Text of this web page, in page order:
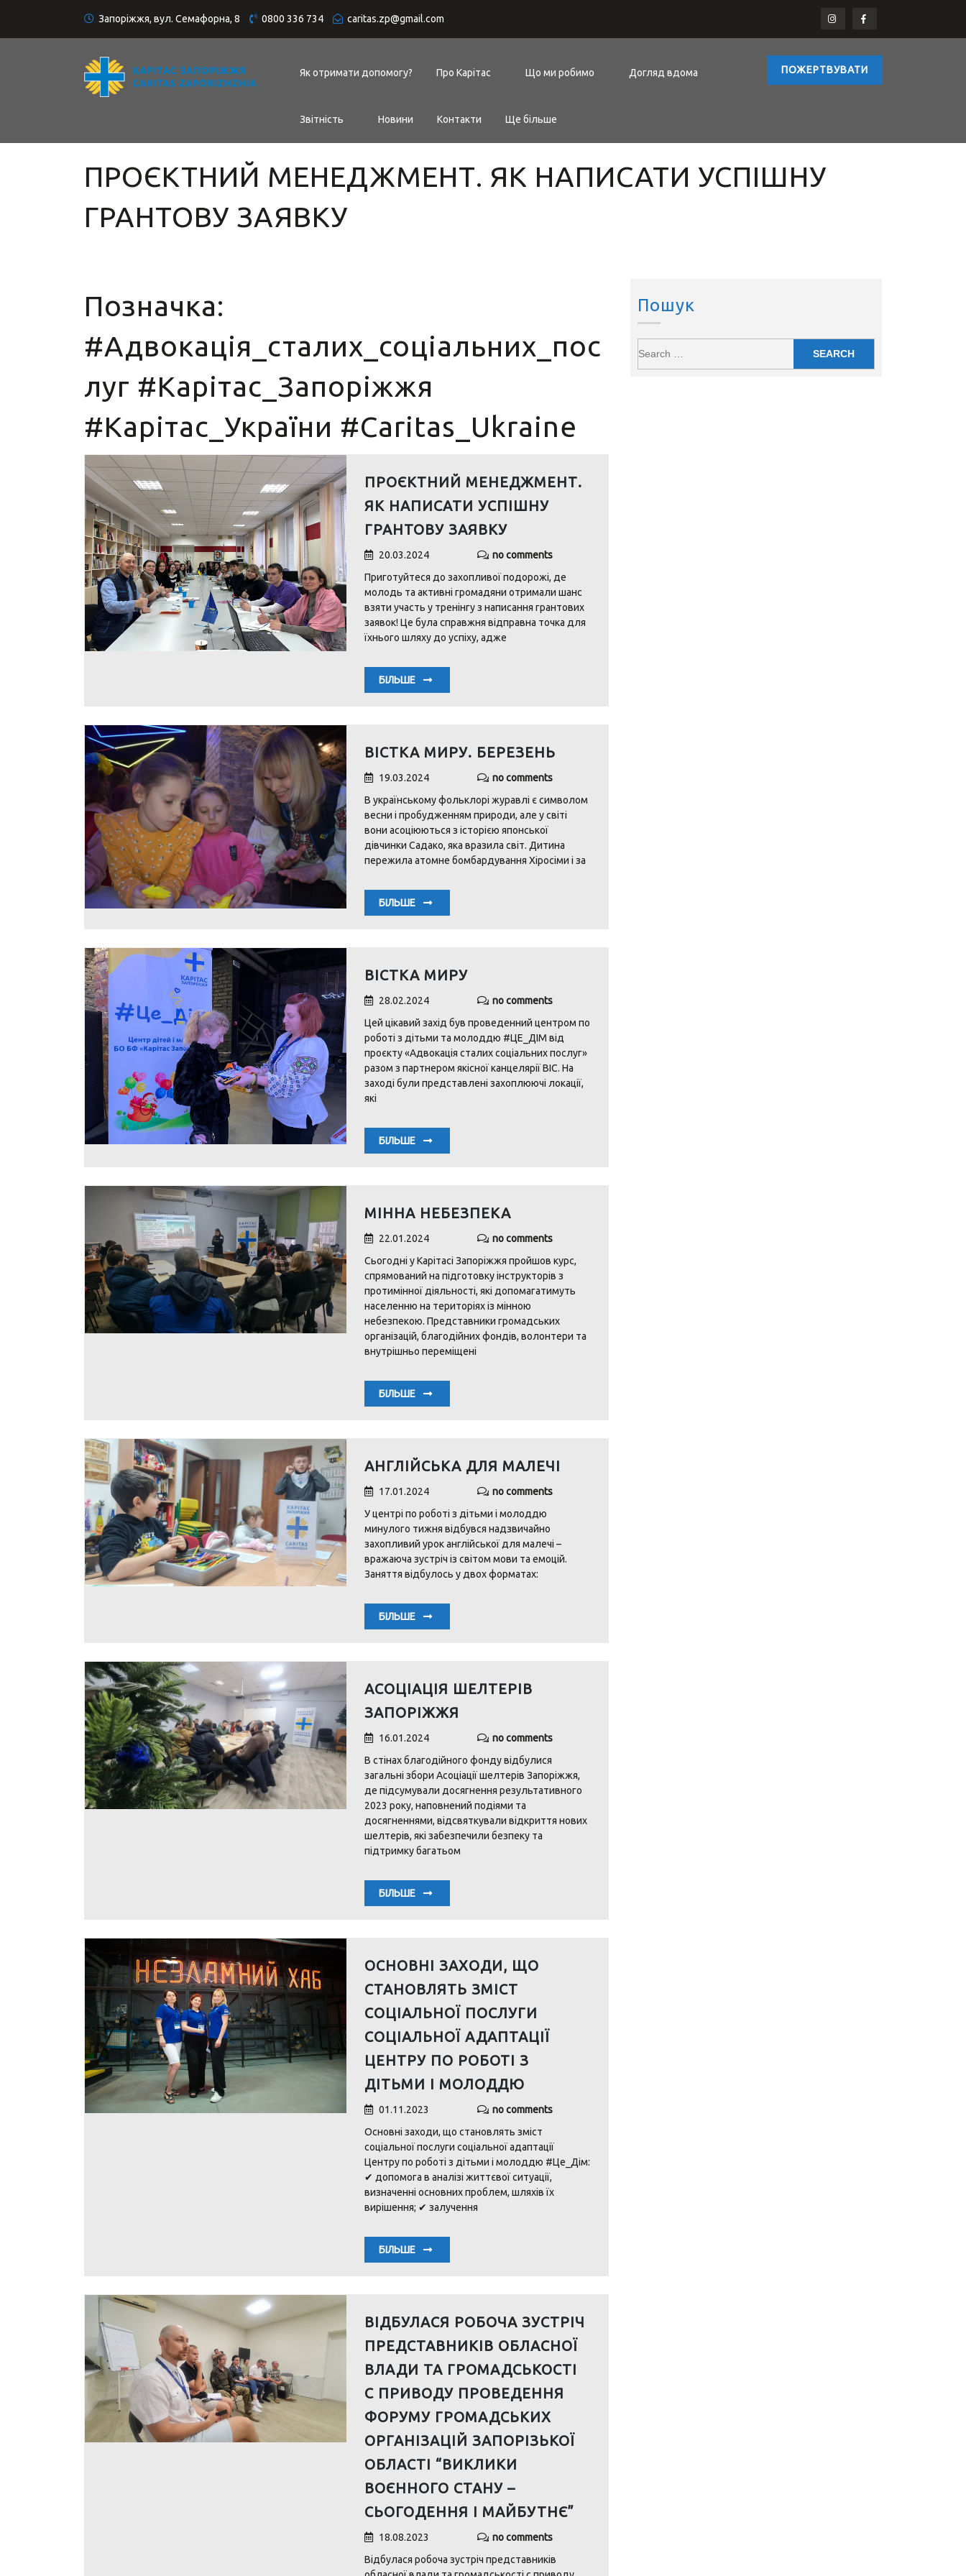
Запоріжжя, вул. Семафорна, 8 0800 336 734 caritas.zp@gmail.com
Як отримати допомогу? Про Карітас Що ми робимо Догляд вдома
Звітність Новини Контакти Ще більше
ПОЖЕРТВУВАТИ
ПРОЄКТНИЙ МЕНЕДЖМЕНТ. ЯК НАПИСАТИ УСПІШНУ
ГРАНТОВУ ЗАЯВКУ
Позначка:
#Адвокація_сталих_соціальних_пос
луг #Карітас_Запоріжжя
#Карітаc_України #Caritas_Ukraine
ПРОЄКТНИЙ МЕНЕДЖМЕНТ.
ЯК НАПИСАТИ УСПІШНУ
ГРАНТОВУ ЗАЯВКУ
20.03.2024
no comments
Приготуйтеся до захопливої подорожі, де
молодь та активні громадяни отримали шанс
взяти участь у тренінгу з написання грантових
заявок! Це була справжня відправна точка для
їхнього шляху до успіху, адже
БІЛЬШЕ
ВІСТКА МИРУ. БЕРЕЗЕНЬ
19.03.2024
no comments
В українському фольклорі журавлі є символом
весни і пробудженням природи, але у світі
вони асоціюються з історією японської
дівчинки Садако, яка вразила світ. Дитина
пережила атомне бомбардування Хіросіми і за
БІЛЬШЕ
ВІСТКА МИРУ
28.02.2024
no comments
Цей цікавий захід був проведенний центром по
роботі з дітьми та молоддю #ЦЕ_ДІМ від
проєкту «Адвокація сталих соціальних послуг»
разом з партнером якісної канцелярії BIC. На
заході були представлені захоплюючі локації,
які
БІЛЬШЕ
МІННА НЕБЕЗПЕКА
22.01.2024
no comments
Сьогодні у Карітасі Запоріжжя пройшов курс,
спрямований на підготовку інструкторів з
протимінної діяльності, які допомагатимуть
населенню на територіях із мінною
небезпекою. Представники громадських
організацій, благодійних фондів, волонтери та
внутрішньо переміщені
БІЛЬШЕ
АНГЛІЙСЬКА ДЛЯ МАЛЕЧІ
17.01.2024
no comments
У центрі по роботі з дітьми і молоддю
минулого тижня відбувся надзвичайно
захопливий урок англійської для малечі –
вражаюча зустріч із світом мови та емоцій.
Заняття відбулось у двох форматах:
БІЛЬШЕ
АСОЦІАЦІЯ ШЕЛТЕРІВ
ЗАПОРІЖЖЯ
16.01.2024
no comments
В стінах благодійного фонду відбулися
загальні збори Асоціації шелтерів Запоріжжя,
де підсумували досягнення результативного
2023 року, наповнений подіями та
досягненнями, відсвяткували відкриття нових
шелтерів, які забезпечили безпеку та
підтримку багатьом
БІЛЬШЕ
ОСНОВНІ ЗАХОДИ, ЩО
СТАНОВЛЯТЬ ЗМІСТ
СОЦІАЛЬНОЇ ПОСЛУГИ
СОЦІАЛЬНОЇ АДАПТАЦІЇ
ЦЕНТРУ ПО РОБОТІ З
ДІТЬМИ І МОЛОДДЮ
01.11.2023
no comments
Основні заходи, що становлять зміст
соціальної послуги соціальної адаптації
Центру по роботі з дітьми і молоддю #Це_Дім:
✔ допомога в аналізі життєвої ситуації,
визначенні основних проблем, шляхів їх
вирішення; ✔ залучення
БІЛЬШЕ
ВІДБУЛАСЯ РОБОЧА ЗУСТРІЧ
ПРЕДСТАВНИКІВ ОБЛАСНОЇ
ВЛАДИ ТА ГРОМАДСЬКОСТІ
С ПРИВОДУ ПРОВЕДЕННЯ
ФОРУМУ ГРОМАДСЬКИХ
ОРГАНІЗАЦІЙ ЗАПОРІЗЬКОЇ
ОБЛАСТІ “ВИКЛИКИ
ВОЄННОГО СТАНУ –
СЬОГОДЕННЯ І МАЙБУТНЄ”
18.08.2023
no comments
Відбулася робоча зустріч представників
Пошук